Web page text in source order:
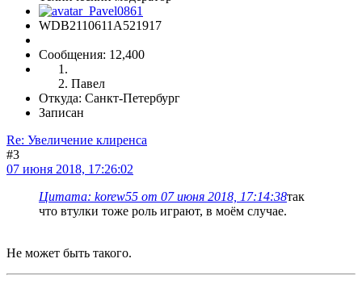
WDB2110611A521917
Сообщения: 12,400
Павел
Откуда: Санкт-Петербург
Записан
Re: Увеличение клиренса
#3
07 июня 2018, 17:26:02
Цитата: korew55 от 07 июня 2018, 17:14:38так
что втулки тоже роль играют, в моём случае.
Не может быть такого.